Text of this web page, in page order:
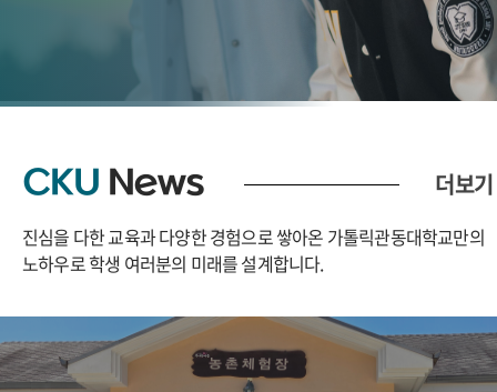
CKU News
진심을 다한 교육과 다양한 경험으로 쌓아온 가톨릭관동대학교만의
노하우로학생 여러분의 미래를 설계합니다.
더보기